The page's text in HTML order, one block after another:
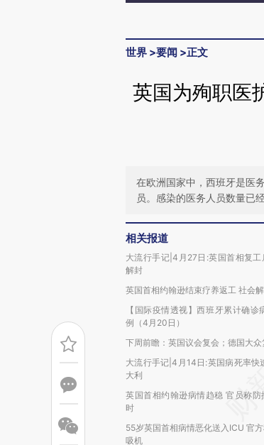
世界 >要闻 >正文
英国为殉职医
在欧洲国家中，西班牙是医
员。感染的医务人员数量已
相关报道
大流行手记|4月27日:英国首相复工
解封
英国首相约翰逊结束疗养返工 社会
【国际疫情透视】西班牙累计确
例（4月20日）
下周前瞻：英国议会复会；德国大众
大流行手记|4月14日:英国病死率快
大利
英国首相约翰逊病情趋稳 官员称防
时
55岁英国首相病情恶化送入ICU 官
吸机